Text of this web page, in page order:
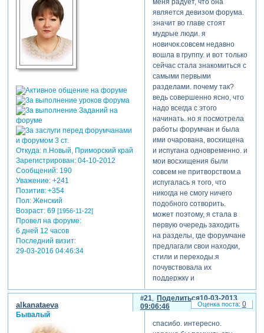
Откуда:п.Новый, Приморский край
Зарегистрирован: 04-10-2012
Сообщений:190
Уважение: +241
Позитив: +354
Пол:Женский
Возраст:69 [1956-11-22]
Провел на форуме:
6 дней 12 часов
Последний визит:
29-03-2016 04:46:34
меня радует, что она
является девизом форума.
значит во главе стоят
мудрые люди. я
новичок.совсем недавно
вошла в группу. и вот только
сейчас стала знакомиться с
самыми первыми
разделами. почему так?
ведь совершенно ясно, что
надо всегда с этого
начинать. но я посмотрела
работы форумчан и была
ими очарована, восхищена
и испугана одновременно. и
мои восхищения были
совсем не притворством.а
испугалась я того, что
никогда не смогу ничего
подобного сотворить.
может поэтому, я стала в
первую очередь заходить
на разделы, где форумчане
предлагали свои находки,
стили и переходы.я
почувствовала их
поддержку и
доброжелательность.их
помощь. делая, свои
примитивные работы и
заглядывая в разделы, где
Поделиться
21
10-03-2013
09:06:46
alkanataeva
Бывалый
спасибо. интересно.
0